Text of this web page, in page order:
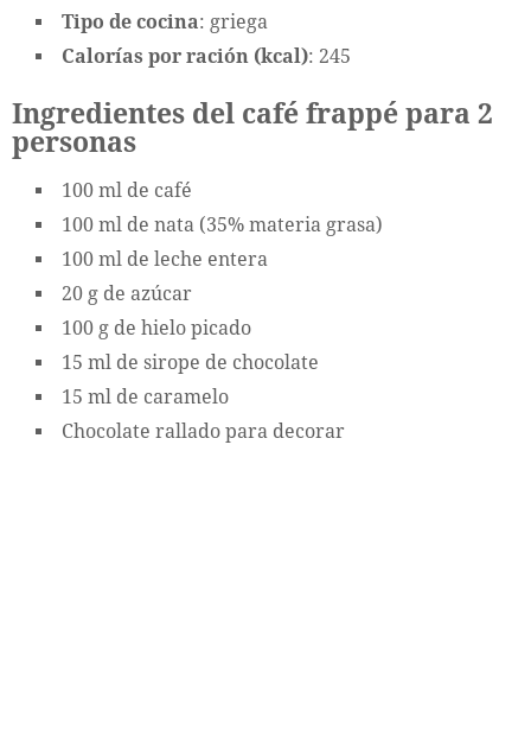
Tipo de cocina: griega
Calorías por ración (kcal): 245
Ingredientes del café frappé para 2
personas
100 ml de café
100 ml de nata (35% materia grasa)
100 ml de leche entera
20 g de azúcar
100 g de hielo picado
15 ml de sirope de chocolate
15 ml de caramelo
Chocolate rallado para decorar